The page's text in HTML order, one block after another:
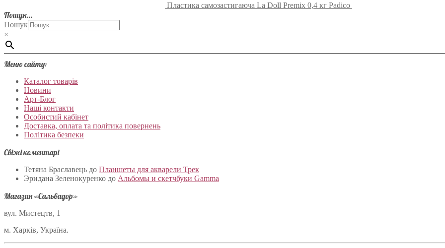
Пластика самозастигаюча La Doll Premix 0,4 кг Padico
Пошук…
Пошук
×
Меню сайту:
Каталог товарів
Новини
Арт-Блог
Наші контакти
Особистий кабінет
Доставка, оплата та політика повернень
Політика безпеки
Свіжі коментарі
Тетяна Браславець до Планшеты для акварели Трек
Эридана Зеленокуренко до Альбомы и скетчбуки Gamma
Магазин «Сальвадор»
вул. Мистецтв, 1
м. Харків, Україна.